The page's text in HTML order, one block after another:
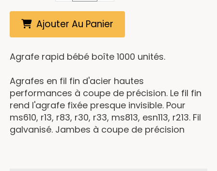
Ajouter Au Panier
Agrafe rapid bébé boîte 1000 unités.
Agrafes en fil fin d'acier hautes
performances à coupe de précision. Le fil fin
rend l'agrafe fixée presque invisible. Pour
ms610, r13, r83, r30, r33, ms813, esn113, r213. Fil
galvanisé. Jambes à coupe de précision